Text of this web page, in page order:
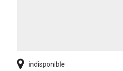
indisponible